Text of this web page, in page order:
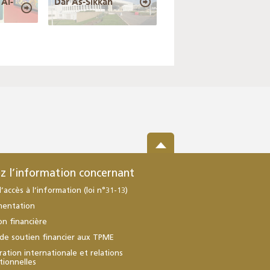
l’information concernant
à l’information (loi n°31-13)
financière
soutien financier aux TPME
internationale et relations